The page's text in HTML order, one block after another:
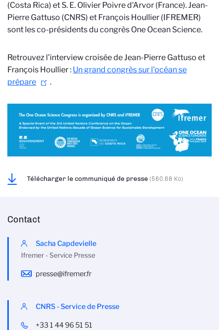
(Costa Rica) et S. E. Olivier Poivre d'Arvor (France). Jean-
Pierre Gattuso (CNRS) et François Houllier (IFREMER)
sont les co-présidents du congrès One Ocean Science.
Retrouvez l'interview croisée de Jean-Pierre Gattuso et
François Houllier : Un grand congrès sur l'océan se
prépare
.
Télécharger le communiqué de presse (560.68 Ko)
Contact
Sacha Capdevielle
Ifremer - Service Presse
presse@ifremer.fr
CNRS - Service de Presse
+33 1 44 96 51 51